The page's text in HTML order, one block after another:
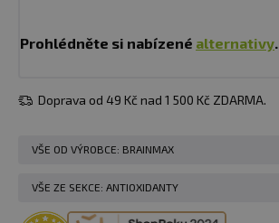
Prohlédněte si nabízené alternativy.
Doprava od 49 Kč nad 1 500 Kč ZDARMA.
VŠE OD VÝROBCE: BRAINMAX
VŠE ZE SEKCE: ANTIOXIDANTY